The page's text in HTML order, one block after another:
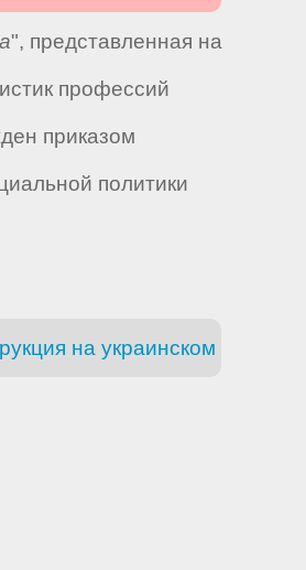
", представленная на
профессий
приказом
политики
на украинском